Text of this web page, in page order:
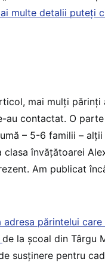
multe detalii puteți
mai mulți părinți
au contactat. O
– 5-6 familii –
învățătoarei
Am publicat
părintelui care
de la școal din Târgu
susținere pentru